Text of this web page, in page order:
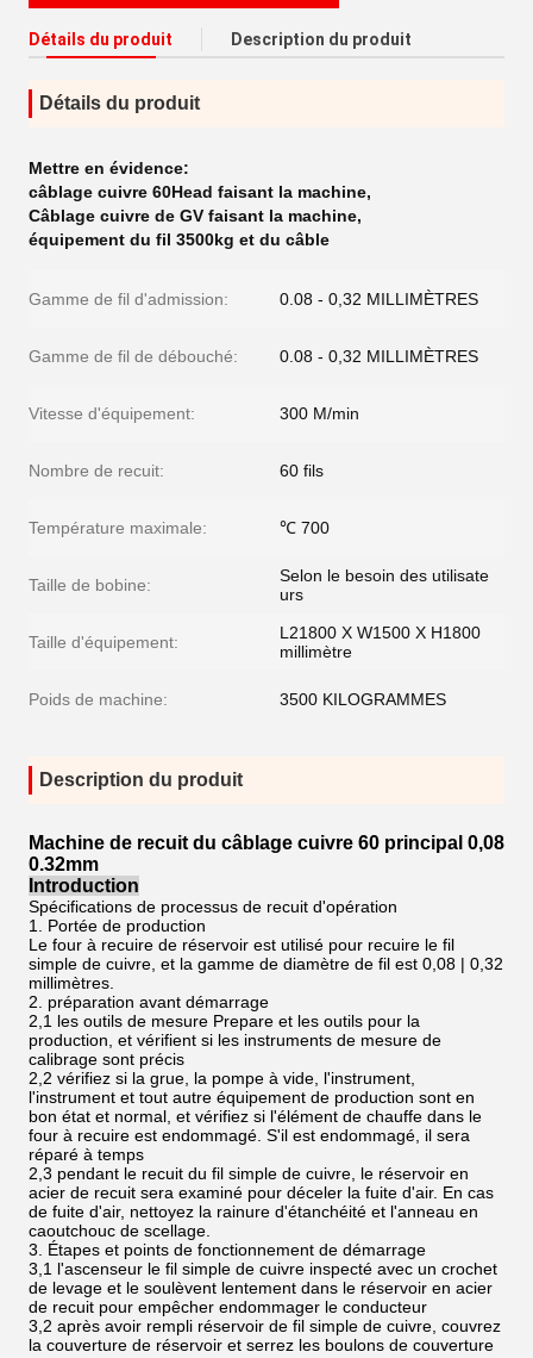
Détails du produit Description du produit
Détails du produit
Mettre en évidence:
câblage cuivre 60Head faisant la machine,
Câblage cuivre de GV faisant la machine,
équipement du fil 3500kg et du câble
Gamme de fil d'admission: 0.08 - 0,32 MILLIMÈTRES
Gamme de fil de débouché: 0.08 - 0,32 MILLIMÈTRES
Vitesse d'équipement: 300 M/min
Nombre de recuit: 60 fils
Température maximale: ℃ 700
Taille de bobine:
Selon le besoin des utilisate
urs
Taille d'équipement:
L21800 X W1500 X H1800
millimètre
Poids de machine: 3500 KILOGRAMMES
Description du produit
Machine de recuit du câblage cuivre 60 principal 0,08
0.32mm
Introduction
Spécifications de processus de recuit d'opération
1. Portée de production
Le four à recuire de réservoir est utilisé pour recuire le fil
simple de cuivre, et la gamme de diamètre de fil est 0,08 | 0,32
millimètres.
2. préparation avant démarrage
2,1 les outils de mesure Prepare et les outils pour la
production, et vérifient si les instruments de mesure de
calibrage sont précis
2,2 vérifiez si la grue, la pompe à vide, l'instrument,
l'instrument et tout autre équipement de production sont en
bon état et normal, et vérifiez si l'élément de chauffe dans le
four à recuire est endommagé. S'il est endommagé, il sera
réparé à temps
2,3 pendant le recuit du fil simple de cuivre, le réservoir en
acier de recuit sera examiné pour déceler la fuite d'air. En cas
de fuite d'air, nettoyez la rainure d'étanchéité et l'anneau en
caoutchouc de scellage.
3. Étapes et points de fonctionnement de démarrage
3,1 l'ascenseur le fil simple de cuivre inspecté avec un crochet
de levage et le soulèvent lentement dans le réservoir en acier
de recuit pour empêcher endommager le conducteur
3,2 après avoir rempli réservoir de fil simple de cuivre, couvrez
la couverture de réservoir et serrez les boulons de couverture